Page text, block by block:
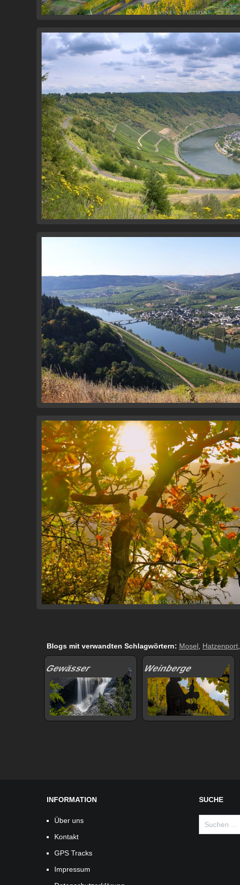
Blogs mit verwandten Schlagwörtern: Mosel, Hatzenport,
Gewässer Weinberge
INFORMATION
Über uns
Kontakt
GPS Tracks
Impressum
SUCHE
nach: